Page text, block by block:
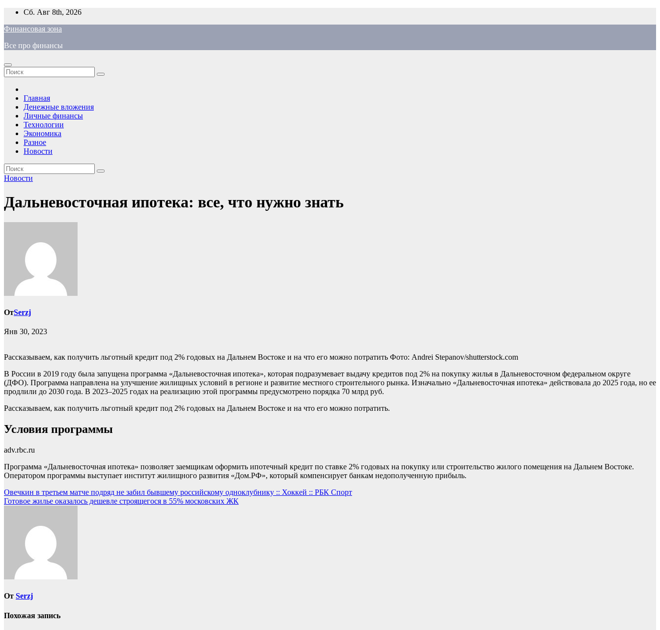
Перейти
содержимому
Сб. Авг 8th, 2026
Финансовая зона
Все про финансы
Главная
Денежные вложения
Личные финансы
Технологии
Экономика
Разное
Новости
Новости
Дальневосточная ипотека: все, что нужно знать
ОтSerzj
Янв 30, 2023
Рассказываем, как получить льготный кредит под 2% годовых на Дальнем Востоке и на что его можно потратить Фото: Andrei Stepanov/shutterstock.com
В России в 2019 году была запущена программа «Дальневосточная ипотека», которая подразумевает выдачу кредитов под 2% на покупку жилья в Дальневосточном федеральном округе
(ДФО). Программа направлена на улучшение жилищных условий в регионе и развитие местного строительного рынка. Изначально «Дальневосточная ипотека» действовала до 2025 года, но ее
продлили до 2030 года. В 2023–2025 годах на реализацию этой программы предусмотрено порядка 70 млрд руб.
Рассказываем, как получить льготный кредит под 2% годовых на Дальнем Востоке и на что его можно потратить.
Условия программы
adv.rbc.ru
Программа «Дальневосточная ипотека» позволяет заемщикам оформить ипотечный кредит по ставке 2% годовых на покупку или строительство жилого помещения на Дальнем Востоке.
Оператором программы выступает институт жилищного развития «Дом.РФ», который компенсирует банкам недополученную прибыль.
Навигация
по
Овечкин в третьем матче подряд не забил бывшему российскому одноклубнику :: Хоккей :: РБК Спорт
Готовое жилье оказалось дешевле строящегося в 55% московских ЖК
От Serzj
Похожая запись